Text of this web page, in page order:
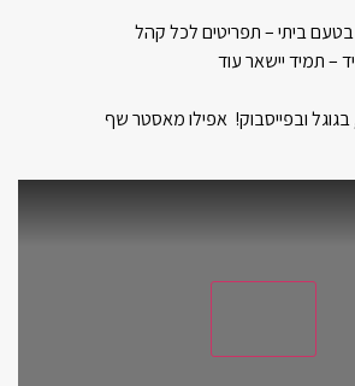
בטעם ביתי – תפריטים לכל קהל
– תמיד יישאר עוד
ובפייסבוק! אפילו מאסטר שף